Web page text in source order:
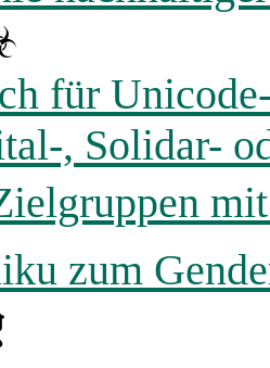
für
, Solidar-
zum